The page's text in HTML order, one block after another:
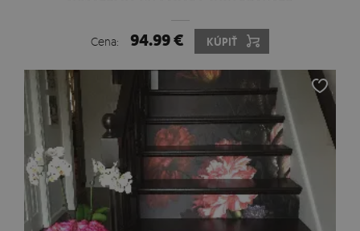
Cena: 94.99 € KÚPIŤ